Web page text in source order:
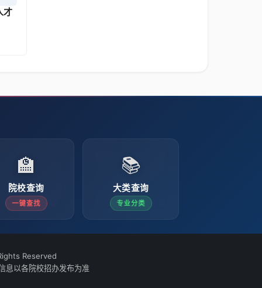
才
🏫
院校查询
一键查找
📚
大类查询
专业分类
Reserved
息以各院校招办发布为准